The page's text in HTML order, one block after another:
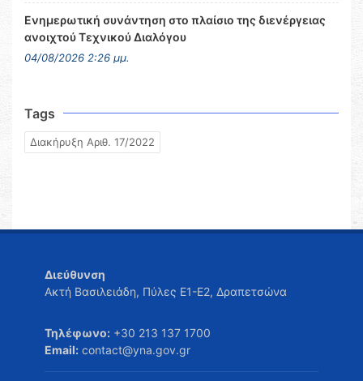
Ενημερωτική συνάντηση στο πλαίσιο της διενέργειας
ανοιχτού Τεχνικού Διαλόγου
04/08/2026 2:26 μμ.
Tags
Διακήρυξη Αριθ. 17/2022
Διεύθυνση
Ακτή Βασιλειάδη, Πύλες Ε1-Ε2, Δραπετσώνα
Τηλέφωνο: +30 213 137 1700
Email: contact@yna.gov.gr